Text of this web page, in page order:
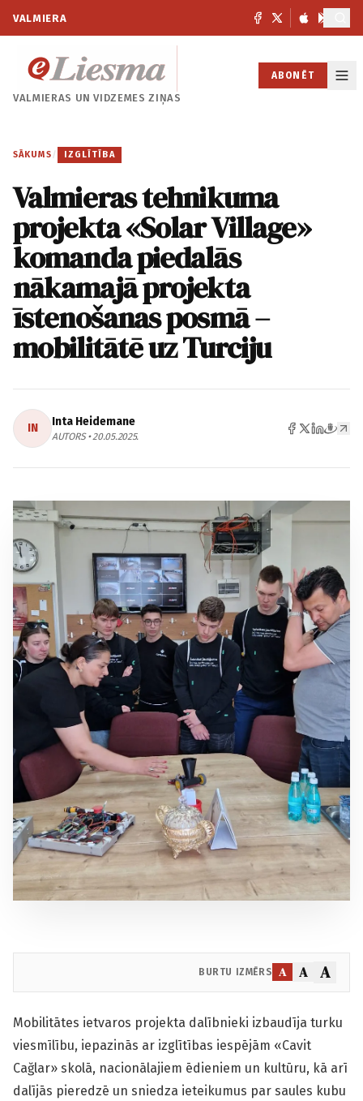
VALMIERA
VALMIERAS UNVIDZEMES ZIŅAS
ABONĒT
SĀKUMS / IZGLĪTĪBA
Valmieras tehnikuma
projekta «Solar Village»
komanda piedalās
nākamajā projekta
īstenošanas posmā –
mobilitātē uz Turciju
IN Inta Heidemane
AUTORS • 20.05.2025.
BURTU IZMĒRS A A A
Mobilitātes ietvaros projekta dalībnieki izbaudīja turku
viesmīlību, iepazinās ar izglītības iespējām «Cavit
Cağlar» skolā, nacionālajiem ēdieniem un kultūru, kā arī
dalījās pieredzē un sniedza ieteikumus par saules kubu